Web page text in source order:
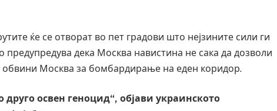
ќе се отворат во пет градови што нејзините сили ги
предупредува дека Москва навистина не сака да дозволи
обвини Москва за бомбардирање на еден коридор.
освен геноцид“, објави украинското